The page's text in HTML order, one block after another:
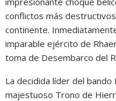
conflictos más
continente.
imparable ejército de
toma de Desembarco del
La decidida líder del
majestuoso Trono de